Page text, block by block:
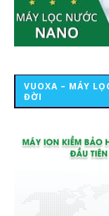
VUOXA – MÁY
ĐỜI